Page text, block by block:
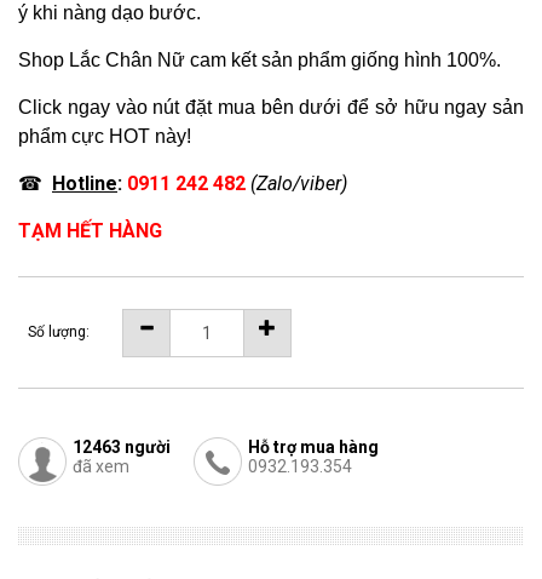
ý khi nàng dạo bước.
Shop Lắc Chân Nữ cam kết sản phẩm giống hình 100%.
Click ngay vào nút đặt mua bên dưới để sở hữu ngay sản
phẩm cực HOT này!
☎ Hotline: 0911 242 482 (Zalo/viber)
TẠM HẾT HÀNG
Số lượng:
12463 người
đã xem
Hỗ trợ mua hàng
0932.193.354